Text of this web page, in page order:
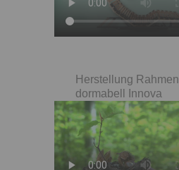
Herstellung Rahmen
dormabell Innova